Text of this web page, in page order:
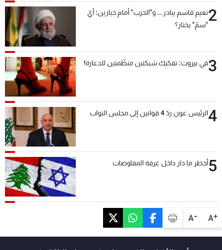
A+
A-
2نعيم قاسم يبادر... و"الحزب" أمام خيارين: أيّ
"سمّ" يختار؟
3في بيروت: تفكيك شبكتين منظّمتين للدعارة!
4الرئيس عون ردّ 4 قوانين إلى مجلس النواب
5أخطر ما دار داخل غرفة المفاوضات